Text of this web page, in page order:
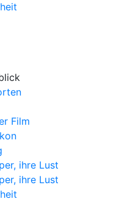
Film
ihre Lust
ihre Lust